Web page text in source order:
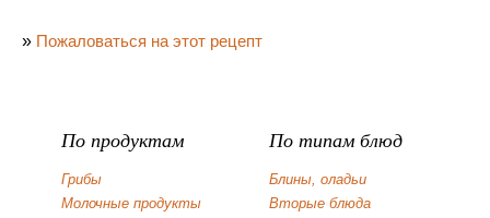
» Пожаловаться на этот рецепт
По продуктам
Грибы
Молочные продукты
По типам блюд
Блины, оладьи
Вторые блюда